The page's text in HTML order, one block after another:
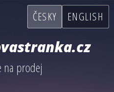
ČESKY ENGLISH
na prodej